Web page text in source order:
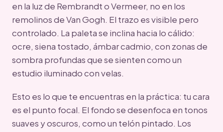
en la luz de Rembrandt o Vermeer, no en los
remolinos de Van Gogh. El trazo es visible pero
controlado. La paleta se inclina hacia lo cálido:
ocre, siena tostado, ámbar cadmio, con zonas de
sombra profundas que se sienten como un
estudio iluminado con velas.
Esto es lo que te encuentras en la práctica: tu cara
es el punto focal. El fondo se desenfoca en tonos
suaves y oscuros, como un telón pintado. Los